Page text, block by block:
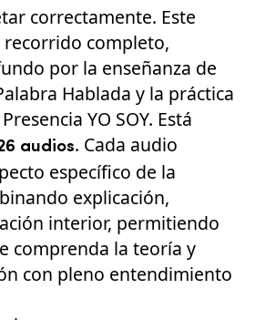
correctamente. Este
completo,
por la enseñanza de
Hablada y la práctica
YO SOY. Está
audios. Cada audio
específico de la
explicación,
interior, permitiendo
comprenda la teoría y
con pleno entendimiento